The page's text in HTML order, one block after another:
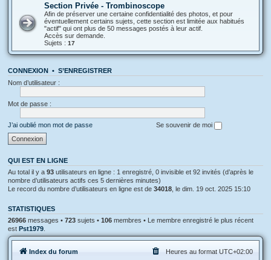
Section Privée - Trombinoscope
Afin de préserver une certaine confidentialité des photos, et pour
éventuellement certains sujets, cette section est limitée aux habitués
"actif" qui ont plus de 50 messages postés à leur actif.
Accès sur demande.
Sujets : 17
CONNEXION • S’ENREGISTRER
Nom d’utilisateur :
Mot de passe :
J’ai oublié mon mot de passe Se souvenir de moi
QUI EST EN LIGNE
Au total il y a 93 utilisateurs en ligne : 1 enregistré, 0 invisible et 92 invités (d’après le
nombre d’utilisateurs actifs ces 5 dernières minutes)
Le record du nombre d’utilisateurs en ligne est de 34018 , le dim. 19 oct. 2025 15:10
STATISTIQUES
26966 messages • 723 sujets • 106 membres • Le membre enregistré le plus récent
est Pst1979
Index du forum Heures au format UTC+02:00